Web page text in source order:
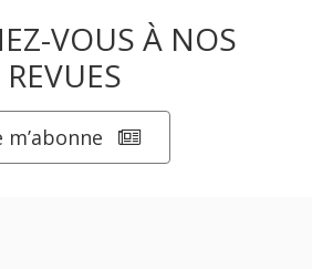
VOUS À NOS
REVUES
m’abonne